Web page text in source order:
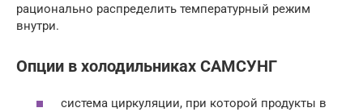
рационально распределить температурный режим
внутри.
Опции в холодильниках САМСУНГ
система циркуляции, при которой продукты в